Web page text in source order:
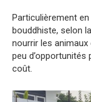
Particulièrement
bouddhiste, selon
nourrir les animaux
peu
coût.